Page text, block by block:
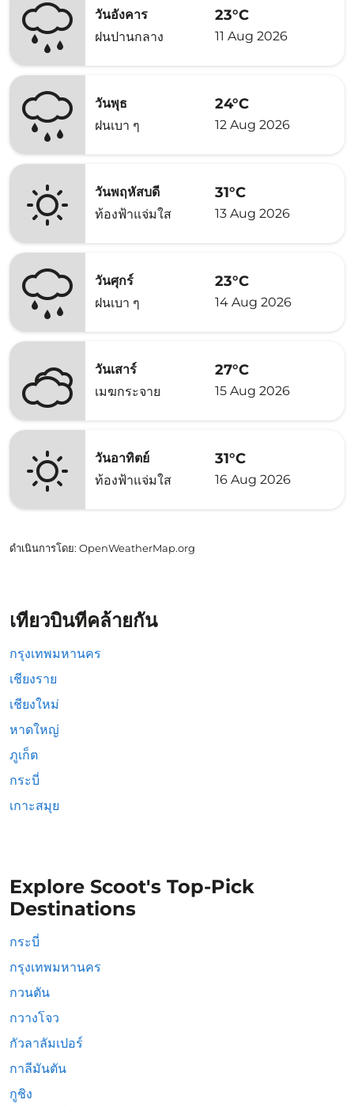
วันอังคาร
ฝนปานกลาง
23°C
11 Aug 2026
วันพุธ
ฝนเบา ๆ
24°C
12 Aug 2026
วันพฤหัสบดี
ท้องฟ้าแจ่มใส
31°C
13 Aug 2026
วันศุกร์
ฝนเบา ๆ
23°C
14 Aug 2026
วันเสาร์
เมฆกระจาย
27°C
15 Aug 2026
วันอาทิตย์
ท้องฟ้าแจ่มใส
31°C
16 Aug 2026
ดำเนินการโดย: OpenWeatherMap.org
เที่ยวบินที่คล้ายกัน
กรุงเทพมหานคร
เชียงราย
เชียงใหม่
หาดใหญ่
ภูเก็ต
กระบี่
เกาะสมุย
Explore Scoot's Top-Pick
Destinations
กระบี่
กรุงเทพมหานคร
กวนตัน
กวางโจว
กัวลาลัมเปอร์
กาลีมันตัน
กูชิง